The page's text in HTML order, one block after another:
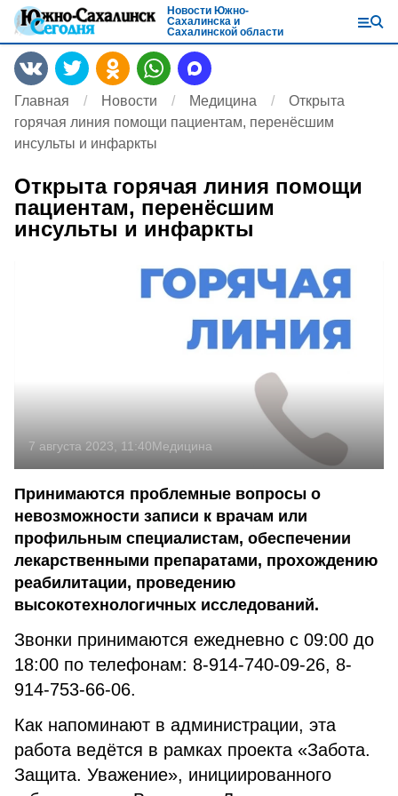
Новости Южно-
Сахалинска и
Сахалинской области
Главная Новости Медицина
Открыта
горячая линия помощи пациентам, перенёсшим
инсульты и инфаркты
Открыта горячая линия помощи
пациентам, перенёсшим
инсульты и инфаркты
7 августа 2023, 11:40Медицина
Принимаются проблемные вопросы о
невозможности записи к врачам или
профильным специалистам, обеспечении
лекарственными препаратами, прохождению
реабилитации, проведению
высокотехнологичных исследований.
Звонки принимаются ежедневно с 09:00 до
18:00 по телефонам: 8-914-740-09-26, 8-
914-753-66-06.
Как напоминают в администрации, эта
работа ведётся в рамках проекта «Забота.
Защита. Уважение», инициированного